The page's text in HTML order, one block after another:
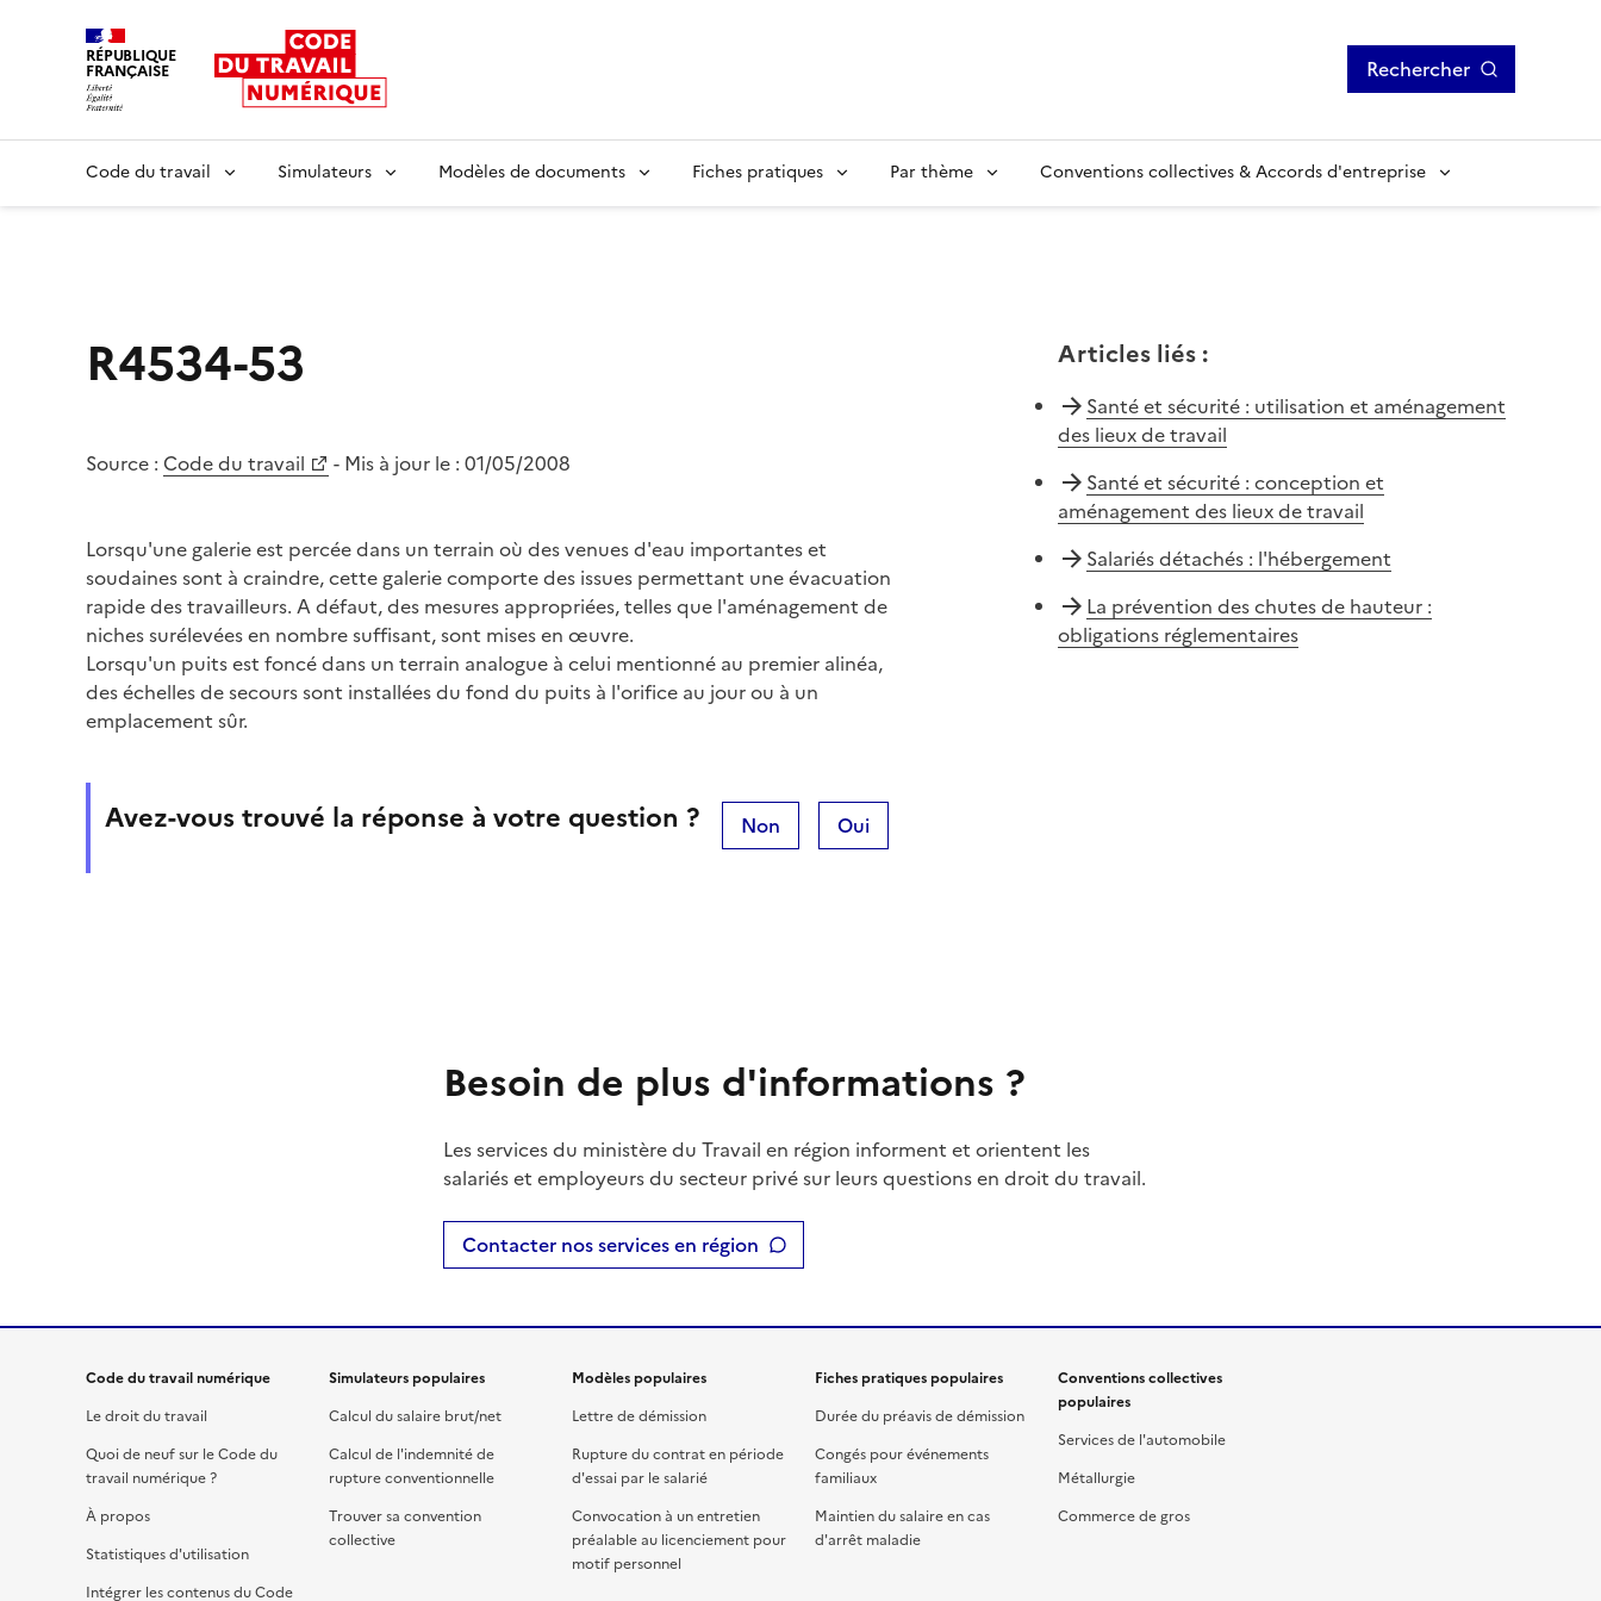
RÉPUBLIQUE
FRANÇAISE Rechercher
Code du travail Simulateurs Modèles de documents Fiches pratiques Par thème Conventions collectives & Accords d'entreprise
R4534-53
Source : Code du travail - Mis à jour le : 01/05/2008
Lorsqu'une galerie est percée dans un terrain où des venues d'eau importantes et
soudaines sont à craindre, cette galerie comporte des issues permettant une évacuation
rapide des travailleurs. A défaut, des mesures appropriées, telles que l'aménagement de
niches surélevées en nombre suffisant, sont mises en œuvre.
Lorsqu'un puits est foncé dans un terrain analogue à celui mentionné au premier alinéa,
des échelles de secours sont installées du fond du puits à l'orifice au jour ou à un
emplacement sûr.
Avez-vous trouvé la réponse à votre question ? Non Oui
Articles liés:
Santé et sécurité : utilisation et aménagement
des lieux de travail
Santé et sécurité : conception et
aménagement des lieux de travail
Salariés détachés : l'hébergement
La prévention des chutes de hauteur :
obligations réglementaires
Besoin de plus d'informations ?
Les services du ministère du Travail en région informent et orientent les
salariés et employeurs du secteur privé sur leurs questions en droit du travail.
Contacter nos services en région
Code du travail numérique
Le droit du travail
Quoi de neuf sur le Code du
travail numérique ?
À propos
Statistiques d'utilisation
Intégrer les contenus du Code
Simulateurs populaires
Calcul du salaire brut/net
Calcul de l'indemnité de
rupture conventionnelle
Trouver sa convention
collective
Modèles populaires
Lettre de démission
Rupture du contrat en période
d'essai par le salarié
Convocation à un entretien
préalable au licenciement pour
motif personnel
Fiches pratiques populaires
Durée du préavis de démission
Congés pour événements
familiaux
Maintien du salaire en cas
d'arrêt maladie
Conventions collectives
populaires
Services de l'automobile
Métallurgie
Commerce de gros